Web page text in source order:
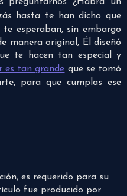
preguntarnos ¿Habrá un
hasta te han dicho que
esperaban, sin embargo
manera original, Él diseñó
te hacen tan especial y
es tan grande que se tomó
para que cumplas ese
es requerido para su
fue producido por